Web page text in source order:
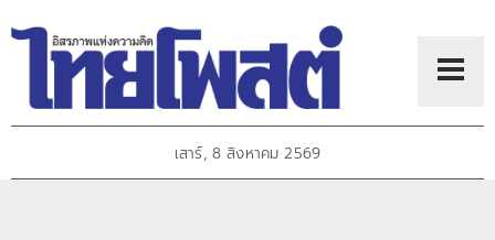
เสาร์, 8 สิงหาคม 2569